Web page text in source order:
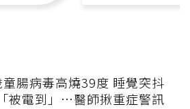
童腸病毒高燒39度 睡覺突抖
被電到」…醫師揪重症警訊